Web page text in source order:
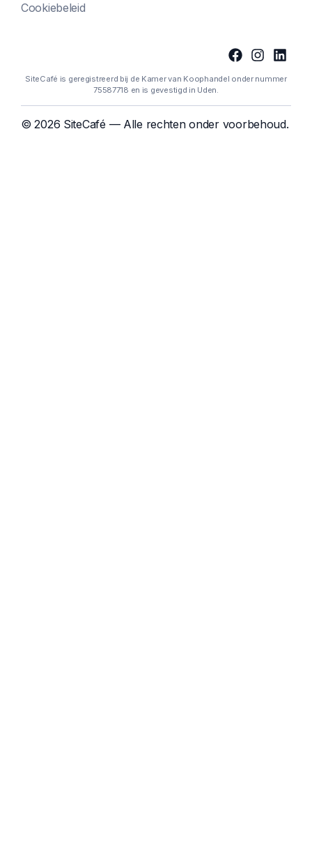
Cookiebeleid
SiteCafé is geregistreerd bij de Kamer van Koophandel onder nummer
75587718 en is gevestigd in Uden.
© 2026 SiteCafé — Alle rechten onder voorbehoud.